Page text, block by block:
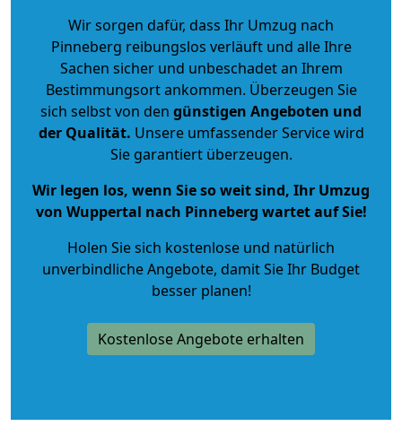
Wir sorgen dafür, dass Ihr Umzug nach
Pinneberg reibungslos verläuft und alle Ihre
Sachen sicher und unbeschadet an Ihrem
Bestimmungsort ankommen. Überzeugen Sie
sich selbst von den günstigen Angeboten und
der Qualität. Unsere umfassender Service wird
Sie garantiert überzeugen.
Wir legen los, wenn Sie so weit sind, Ihr Umzug
von Wuppertal nach Pinneberg wartet auf Sie!
Holen Sie sich kostenlose und natürlich
unverbindliche Angebote, damit Sie Ihr Budget
besser planen!
Kostenlose Angebote erhalten